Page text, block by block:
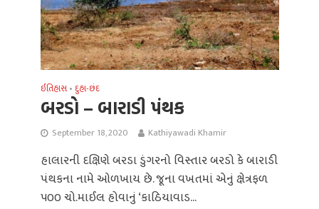
ઈતિહાસ • દુહા-છંદ
બરડો – બારાડી પંથક
September 18, 2020 Kathiyawadi Khamir
હાલારની દક્ષિણે બરડા ડુંગરનો વિસ્તાર બરડો કે બારાડી
પંથકના નામે ઓળખાય છે. જૂના વખતમાં એનું ક્ષેત્રફળ
૫૦૦ ચો.માઈલ હોવાનું ‘કાઠિયાવાડ...